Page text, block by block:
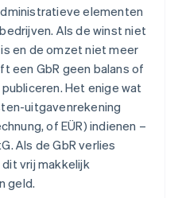
elementen
Als de winst niet
en de omzet niet meer
een GbR geen balans of
Het enige wat
uitgavenrekening
of EÜR) indienen –
Als de GbR verlies
vrij makkelijk
geld.